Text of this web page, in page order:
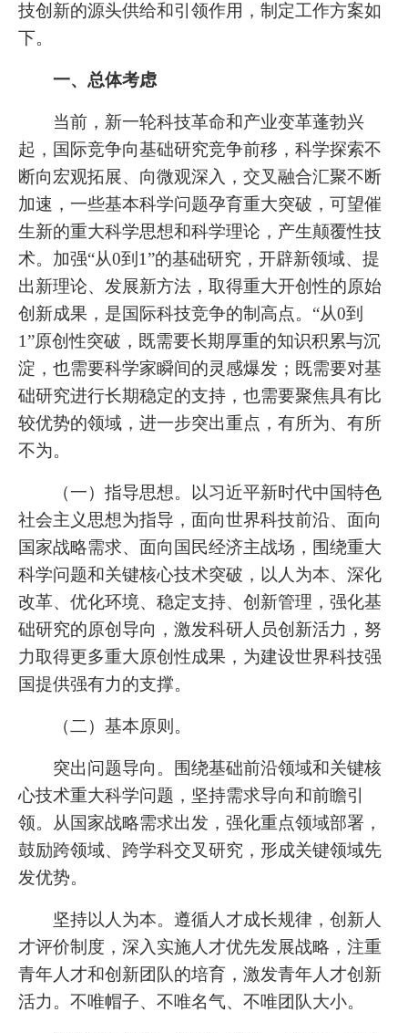
技创新的源头供给和引领作用，制定工作方案如
下。
一、总体考虑
当前，新一轮科技革命和产业变革蓬勃兴
起，国际竞争向基础研究竞争前移，科学探索不
断向宏观拓展、向微观深入，交叉融合汇聚不断
加速，一些基本科学问题孕育重大突破，可望催
生新的重大科学思想和科学理论，产生颠覆性技
术。加强“从0到1”的基础研究，开辟新领域、提
出新理论、发展新方法，取得重大开创性的原始
创新成果，是国际科技竞争的制高点。“从0到
1”原创性突破，既需要长期厚重的知识积累与沉
淀，也需要科学家瞬间的灵感爆发；既需要对基
础研究进行长期稳定的支持，也需要聚焦具有比
较优势的领域，进一步突出重点，有所为、有所
不为。
（一）指导思想。以习近平新时代中国特色
社会主义思想为指导，面向世界科技前沿、面向
国家战略需求、面向国民经济主战场，围绕重大
科学问题和关键核心技术突破，以人为本、深化
改革、优化环境、稳定支持、创新管理，强化基
础研究的原创导向，激发科研人员创新活力，努
力取得更多重大原创性成果，为建设世界科技强
国提供强有力的支撑。
（二）基本原则。
突出问题导向。围绕基础前沿领域和关键核
心技术重大科学问题，坚持需求导向和前瞻引
领。从国家战略需求出发，强化重点领域部署，
鼓励跨领域、跨学科交叉研究，形成关键领域先
发优势。
坚持以人为本。遵循人才成长规律，创新人
才评价制度，深入实施人才优先发展战略，注重
青年人才和创新团队的培育，激发青年人才创新
活力。不唯帽子、不唯名气、不唯团队大小。